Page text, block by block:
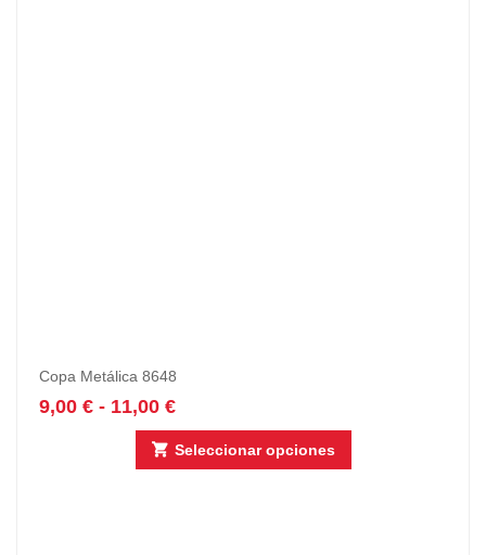
Copa Metálica 8648
9,00 € - 11,00 €
Seleccionar opciones